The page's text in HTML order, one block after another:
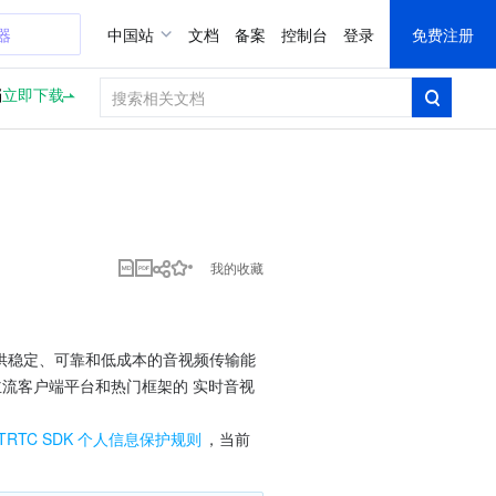
中国站 文档 备案 控制台 登录 免费注册
立即下载
我的收藏
定、可靠和低成本的音视频传输能
客户端平台和热门框架的 实时音视
SDK 个人信息保护规则 ，当前